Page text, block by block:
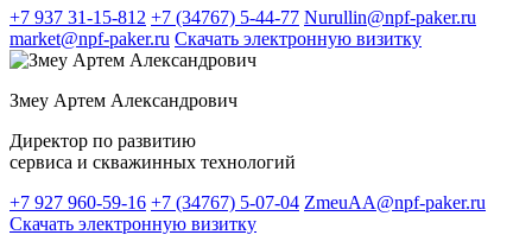
+7 937 31-15-812 +7 (34767) 5-44-77 Nurullin@npf-paker.ru
market@npf-paker.ru Скачать электронную визитку
Змеу Артем Александрович
Директор по развитию
сервиса и скважинных технологий
+7 927 960-59-16 +7 (34767) 5-07-04 ZmeuAA@npf-paker.ru
Скачать электронную визитку